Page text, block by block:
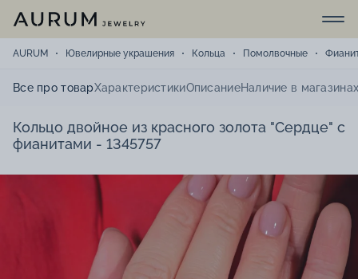
AURUM Ювелирные украшения Кольца Помолвочные
Все про товарХарактеристикиОписаниеНаличие в
Кольцо двойное из красного золота "Сердце" с
фианитами - 1345757